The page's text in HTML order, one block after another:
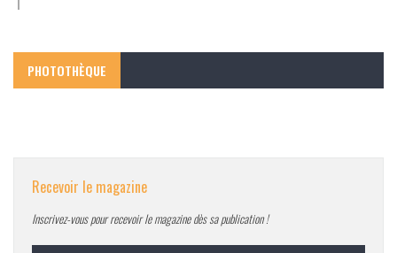
PHOTOTHÈQUE
Recevoir le magazine
Inscrivez-vous pour recevoir le magazine dès sa publication !